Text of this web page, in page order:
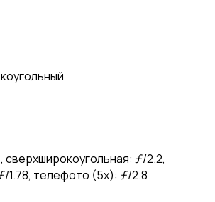
сверхшироко­угольная: ƒ/2.2,
1.78, телефото (5x): ƒ/2.8